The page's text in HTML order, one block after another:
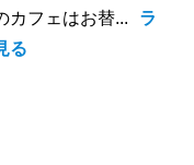
カフェはお替...
ラ
る